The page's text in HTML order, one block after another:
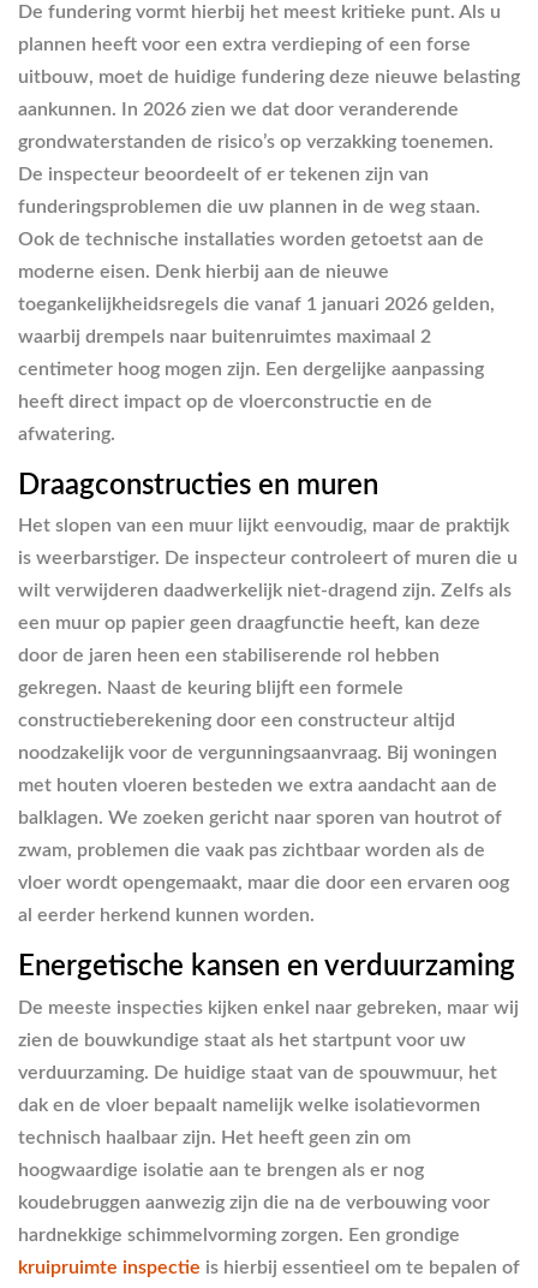
De fundering vormt hierbij het meest kritieke punt. Als u
plannen heeft voor een extra verdieping of een forse
uitbouw, moet de huidige fundering deze nieuwe belasting
aankunnen. In 2026 zien we dat door veranderende
grondwaterstanden de risico’s op verzakking toenemen.
De inspecteur beoordeelt of er tekenen zijn van
funderingsproblemen die uw plannen in de weg staan.
Ook de technische installaties worden getoetst aan de
moderne eisen. Denk hierbij aan de nieuwe
toegankelijkheidsregels die vanaf 1 januari 2026 gelden,
waarbij drempels naar buitenruimtes maximaal 2
centimeter hoog mogen zijn. Een dergelijke aanpassing
heeft direct impact op de vloerconstructie en de
afwatering.
Draagconstructies en muren
Het slopen van een muur lijkt eenvoudig, maar de praktijk
is weerbarstiger. De inspecteur controleert of muren die u
wilt verwijderen daadwerkelijk niet-dragend zijn. Zelfs als
een muur op papier geen draagfunctie heeft, kan deze
door de jaren heen een stabiliserende rol hebben
gekregen. Naast de keuring blijft een formele
constructieberekening door een constructeur altijd
noodzakelijk voor de vergunningsaanvraag. Bij woningen
met houten vloeren besteden we extra aandacht aan de
balklagen. We zoeken gericht naar sporen van houtrot of
zwam, problemen die vaak pas zichtbaar worden als de
vloer wordt opengemaakt, maar die door een ervaren oog
al eerder herkend kunnen worden.
Energetische kansen en verduurzaming
De meeste inspecties kijken enkel naar gebreken, maar wij
zien de bouwkundige staat als het startpunt voor uw
verduurzaming. De huidige staat van de spouwmuur, het
dak en de vloer bepaalt namelijk welke isolatievormen
technisch haalbaar zijn. Het heeft geen zin om
hoogwaardige isolatie aan te brengen als er nog
koudebruggen aanwezig zijn die na de verbouwing voor
hardnekkige schimmelvorming zorgen. Een grondige
kruipruimte inspectie is hierbij essentieel om te bepalen of